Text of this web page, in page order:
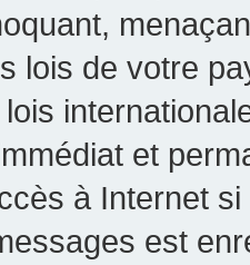
lois de votre
et
à Internet
est